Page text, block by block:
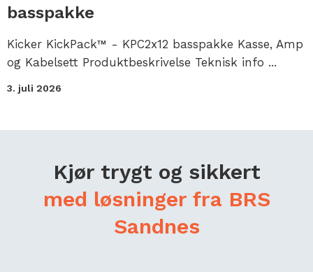
basspakke
Kicker KickPack™ - KPC2x12 basspakke Kasse, Amp
og Kabelsett Produktbeskrivelse Teknisk info ...
3. juli 2026
Kjør trygt og sikkert
med løsninger fra BRS
Sandnes